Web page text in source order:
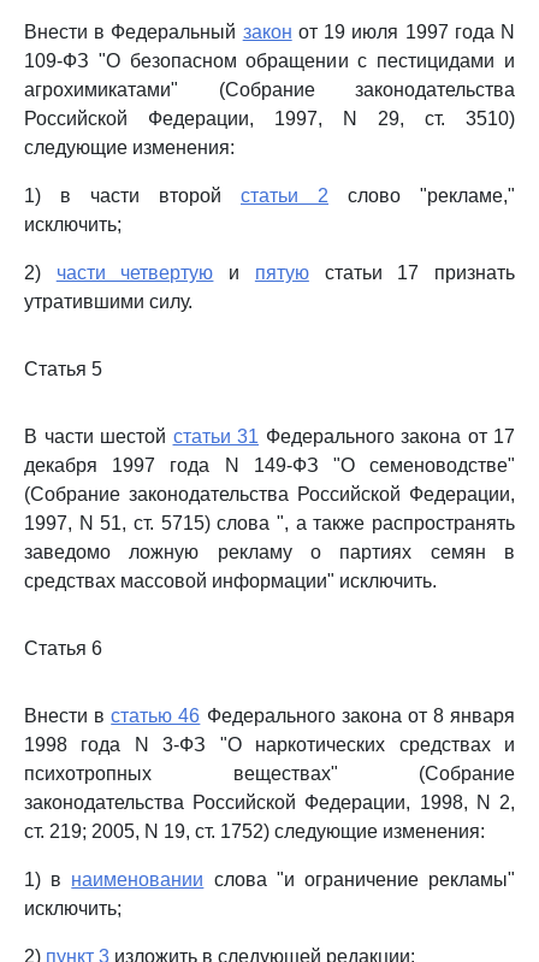
Внести в Федеральный закон от 19 июля 1997 года N
109-ФЗ "О безопасном обращении с пестицидами и
агрохимикатами" (Собрание законодательства
Российской Федерации, 1997, N 29, ст. 3510)
следующие изменения:
1) в части второй статьи 2 слово "рекламе,"
исключить;
2) части четвертую и пятуюстатьи 17 признать
утратившими силу.
Статья 5
В части шестой статьи 31 Федерального закона от 17
декабря 1997 года N 149-ФЗ "О семеноводстве"
(Собрание законодательства Российской Федерации,
1997, N 51, ст. 5715) слова ", а также распространять
заведомо ложную рекламу о партиях семян в
средствах массовой информации" исключить.
Статья 6
Внести встатью 46 Федерального закона от 8 января
1998 года N 3-ФЗ "О наркотических средствах и
психотропных веществах" (Собрание
законодательства Российской Федерации, 1998, N 2,
ст. 219; 2005, N 19, ст. 1752) следующие изменения:
1) в наименовании слова "и ограничение рекламы"
исключить;
2) пункт 3 изложить в следующей редакции: